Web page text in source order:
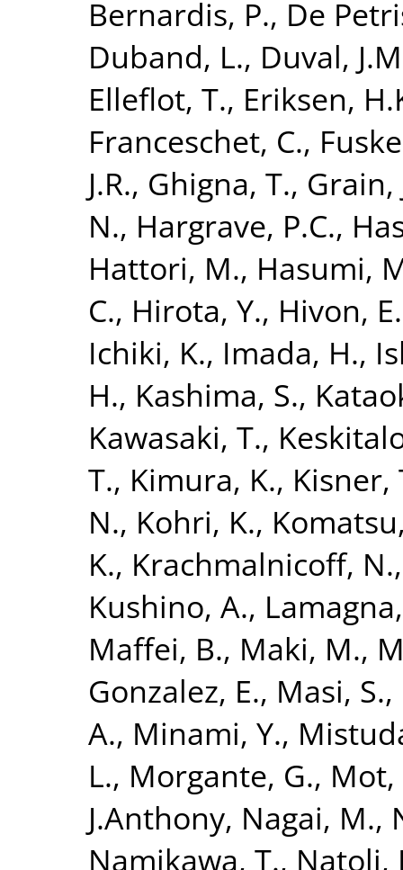
Bernardis, P., De
Duband, L., Duval,
Elleflot, T., Eriksen,
Franceschet, C.,
J.R., Ghigna, T., Grain,
N., Hargrave, P.C.,
Hattori, M., Hasumi,
C., Hirota, Y., Hivon, E.
Ichiki, K., Imada, H.,
H., Kashima, S.,
Kawasaki, T.,
T., Kimura, K., Kisner,
N., Kohri, K.,
K., Krachmalnicoff, N.
Kushino, A.,
Maffei, B., Maki, M.,
Gonzalez, E., Masi, S.,
A., Minami, Y.,
L., Morgante, G., Mot,
J.Anthony, Nagai, M.,
Namikawa, T., Natoli,